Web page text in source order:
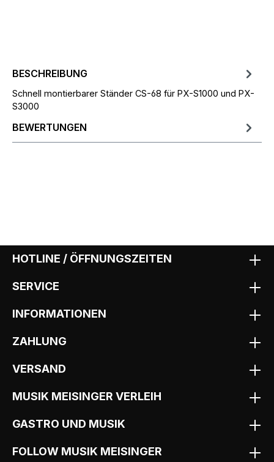
BESCHREIBUNG
Schnell montierbarer Ständer CS-68 für PX-S1000 und PX-
S3000
BEWERTUNGEN
HOTLINE / ÖFFNUNGSZEITEN
SERVICE
INFORMATIONEN
ZAHLUNG
VERSAND
MUSIK MEISINGER VERLEIH
GASTRO UND MUSIK
FOLLOW MUSIK MEISINGER